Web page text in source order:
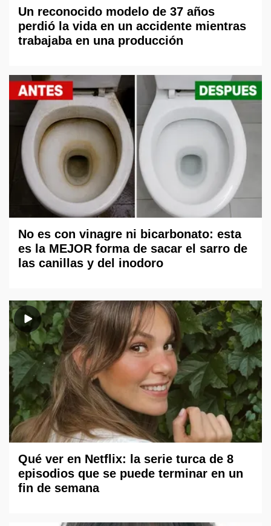
Un reconocido modelo de 37 años
perdió la vida en un accidente mientras
trabajaba en una producción
No es con vinagre ni bicarbonato: esta
es la MEJOR forma de sacar el sarro de
las canillas y del inodoro
Qué ver en Netflix: la serie turca de 8
episodios que se puede terminar en un
fin de semana